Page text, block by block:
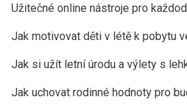
Užitečné online nástroje pro
Jak motivovat děti v létě k pobytu
Jak si užít letní úrodu a výlety s
Jak uchovat rodinné hodnoty pro